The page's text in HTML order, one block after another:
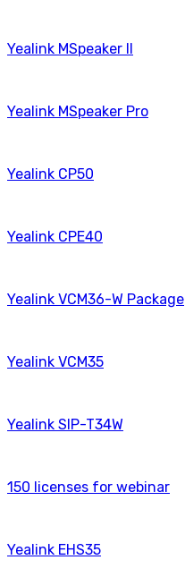
Yealink MSpeaker II
Yealink MSpeaker Pro
Yealink CP50
Yealink CPE40
Yealink VCM36-W Package
Yealink VCM35
Yealink SIP-T34W
150 licenses for webinаr
Yealink EHS35